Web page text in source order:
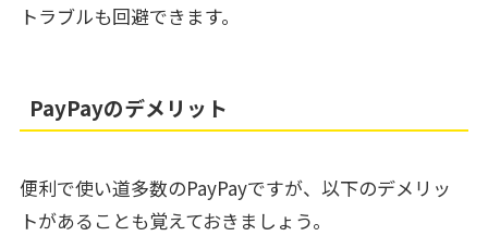
トラブルも回避できます。
PayPayのデメリット
便利で使い道多数のPayPayですが、以下のデメリッ
トがあることも覚えておきましょう。